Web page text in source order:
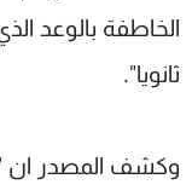
الخاطفة بالوعد
ثانويا".
وكشف المصدر ان